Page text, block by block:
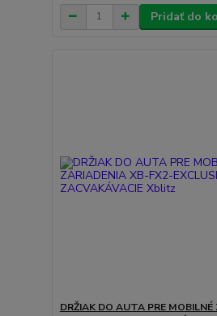
Pridať do
DRŽIAK DO AUTA PRE